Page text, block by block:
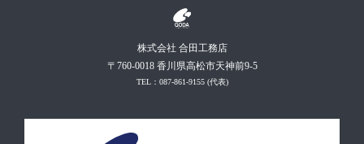
株式会社 合田工務店
〒760-0018 香川県高松市天神前9-5
TEL：087-861-9155(代表)